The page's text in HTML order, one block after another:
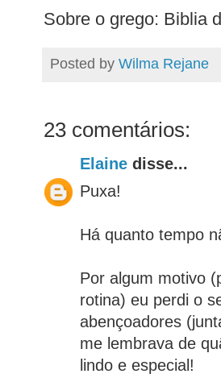
Sobre o grego: Biblia
Posted by Wilma Rejane
23 comentários:
Elaine disse...
Puxa!
Há quanto tempo
Por algum motivo
rotina) eu perdi o
abençoadores
me lembrava de
lindo e especial!